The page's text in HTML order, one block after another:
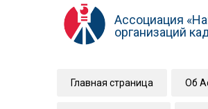
Ассоциация
организаций
Главная страница Об